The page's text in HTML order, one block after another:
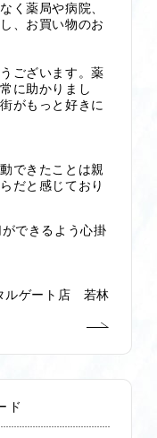
く薬局や病院、
、お買い物のお
ございます。薬
に助かりまし
がもっと好きに
できたことは親
だと感じており
できるよう心掛
ルゲート店 若林
ド